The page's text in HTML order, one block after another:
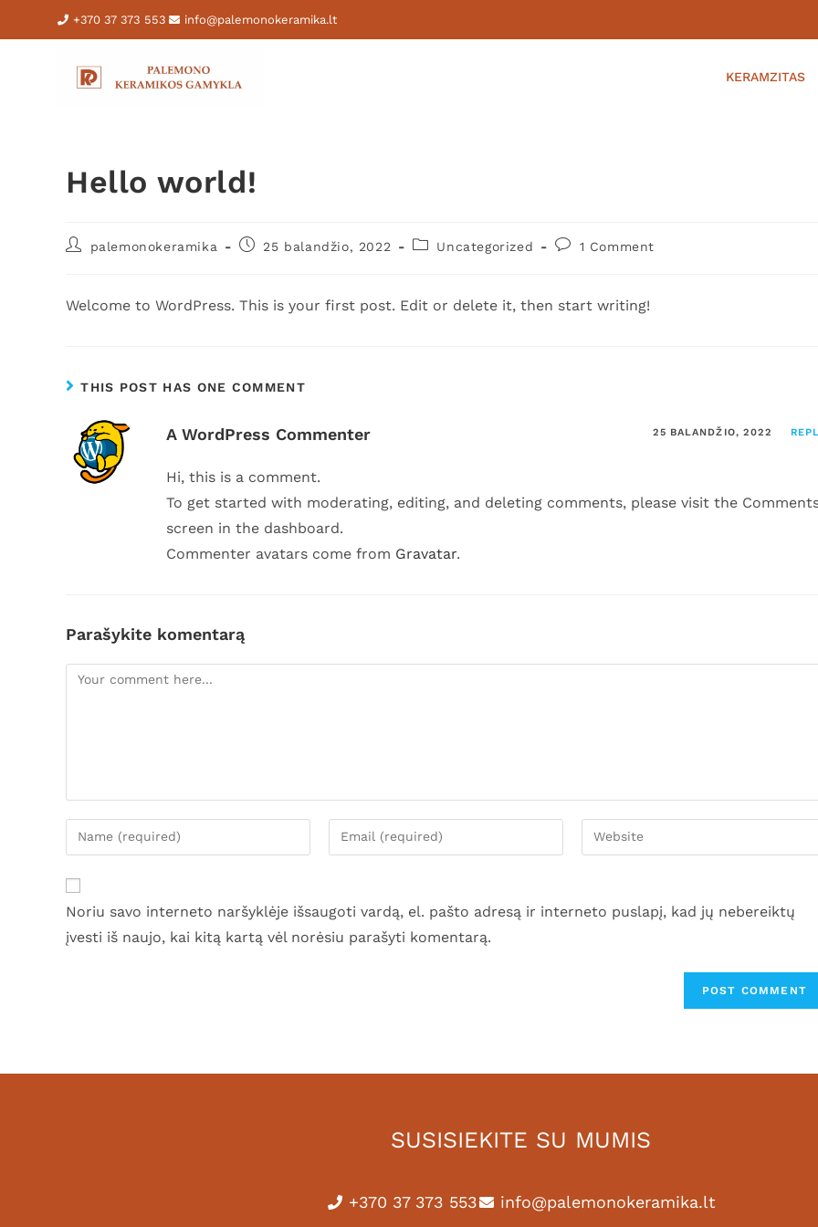
+370 37 373 553 info@palemonokeramika.lt
KERAMZITAS
Hello world!
palemonokeramika 25 balandžio, 2022 Uncategorized 1 Comment
Welcome to WordPress. This is your first post. Edit or delete it, then start writing!
THIS POST HAS ONE COMMENT
A WordPress Commenter 25 BALANDŽIO, 2022
Hi, this is a comment.
To get started with moderating, editing, and deleting comments, please visit the
screen in the dashboard.
Commenter avatars come from Gravatar.
Parašykite komentarą
Noriu savo interneto naršyklėje išsaugoti vardą, el. pašto adresą ir interneto puslapį, kad jų nebereiktų
įvesti iš naujo, kai kitą kartą vėl norėsiu parašyti komentarą.
SUSISIEKITE SU MUMIS
+370 37 373 553 info@palemonokeramika.lt